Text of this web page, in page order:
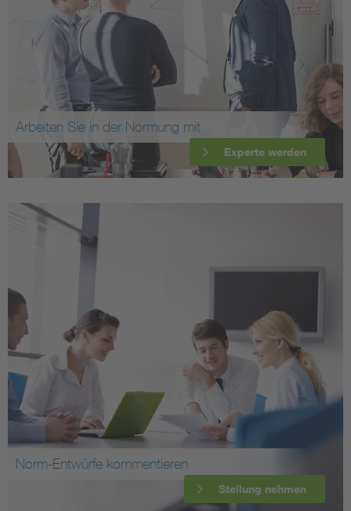
Arbeiten Sie in der Normung mit
Experte werden
Norm-Entwürfe kommentieren
Stellung nehmen